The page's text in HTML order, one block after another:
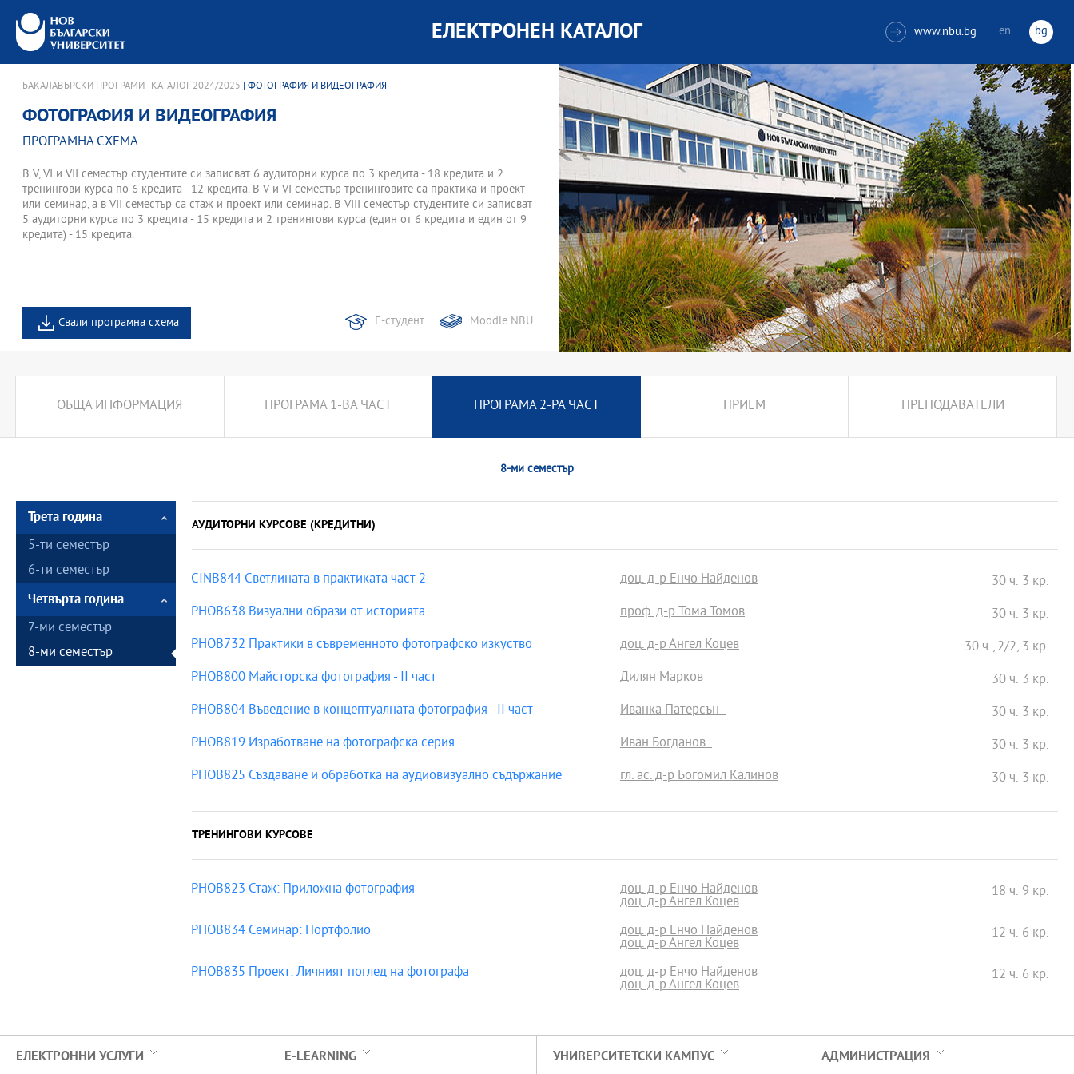
ЕЛЕКТРОНЕН КАТАЛОГ  www.nbu.bg en bg
БАКАЛАВЪРСКИ ПРОГРАМИ - КАТАЛОГ 2024/2025 | ФОТОГРАФИЯ И ВИДЕОГРАФИЯ
ФОТОГРАФИЯ И ВИДЕОГРАФИЯ
ПРОГРАМНА СХЕМА
В V, VI и VII семестър студентите си записват 6 аудиторни курса по 3 кредита - 18 кредита и 2
тренингови курса по 6 кредита - 12 кредита. В V и VI семестър тренинговите са практика и проект
или семинар, а в VII семестър са стаж и проект или семинар. В VIII семестър студентите си записват
5 аудиторни курса по 3 кредита - 15 кредита и 2 тренингови курса (един от 6 кредита и един от 9
кредита) - 15 кредита.
Свали програмна схема Е-студент Moodle NBU
ОБЩА ИНФОРМАЦИЯ ПРОГРАМА 1-ВА ЧАСТ ПРОГРАМА 2-РА ЧАСТ ПРИЕМ ПРЕПОДАВАТЕЛИ
8-ми семестър
Трета година
5-ти семестър
6-ти семестър
Четвърта година
7-ми семестър
8-ми семестър
АУДИТОРНИ КУРСОВЕ (КРЕДИТНИ)
CINB844 Светлината в практиката част 2 доц. д-р Енчо Найденов
30 ч. 3 кр.
PHOB638 Визуални образи от историята
проф. д-р Тома Томов
30 ч. 3 кр.
PHOB732 Практики в съвременното фотографско изкуство
доц. д-р Ангел Коцев
30 ч., 2/2, 3 кр.
PHOB800 Майсторска фотография - ІІ част
Дилян Марков
30 ч. 3 кр.
PHOB804 Въведение в концептуалната фотография - ІІ част
Иванка Патерсън
30 ч. 3 кр.
PHOB819 Изработване на фотографска серия
Иван Богданов
30 ч. 3 кр.
PHOB825 Създаване и обработка на аудиовизуално съдържание
гл. ас. д-р Богомил Калинов 30 ч. 3 кр.
ТРЕНИНГОВИ КУРСОВЕ
PHOB823 Стаж: Приложна фотография доц. д-р Енчо Найденов
доц. д-р Ангел Коцев
18 ч. 9 кр.
PHOB834 Семинар: Портфолио доц. д-р Енчо Найденов
доц. д-р Ангел Коцев
12 ч. 6 кр.
PHOB835 Проект: Личният поглед на фотографа доц. д-р Енчо Найденов
доц. д-р Ангел Коцев
12 ч. 6 кр.
ЕЛЕКТРОННИ УСЛУГИ E-LEARNING УНИВЕРСИТЕТСКИ КАМПУС АДМИНИСТРАЦИЯ